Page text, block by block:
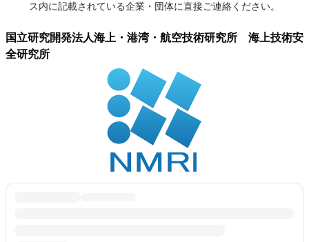
ス内に記載されている企業・団体に直接ご連絡ください。
国立研究開発法人海上・港湾・航空技術研究所 海上技術安
全研究所